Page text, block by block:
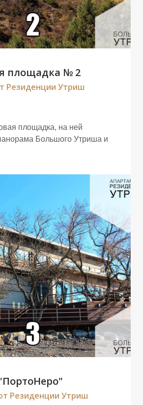
площадка № 2
Резиденции Утриш
площадка, на ней
Большого Утриша и
Резиденции Утриш